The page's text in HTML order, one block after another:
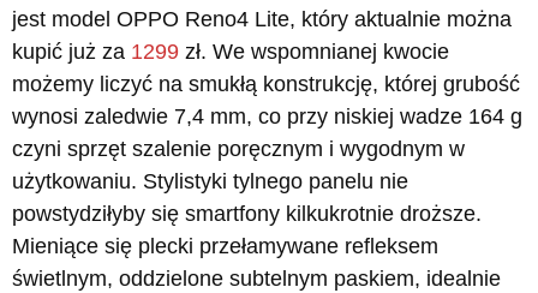
jest model OPPO Reno4 Lite, który aktualnie można
kupić już za 1299 zł. We wspomnianej kwocie
możemy liczyć na smukłą konstrukcję, której grubość
wynosi zaledwie 7,4 mm, co przy niskiej wadze 164 g
czyni sprzęt szalenie poręcznym i wygodnym w
użytkowaniu. Stylistyki tylnego panelu nie
powstydziłyby się smartfony kilkukrotnie droższe.
Mieniące się plecki przełamywane refleksem
świetlnym, oddzielone subtelnym paskiem, idealnie